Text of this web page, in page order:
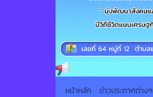
หน้าหลัก ข่าวประกาศต่างๆ